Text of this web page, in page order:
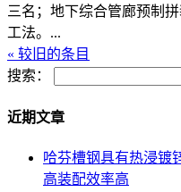
三名；地下综合管廊预制
工法。...
« 较旧的条目
搜索：
近期文章
哈芬槽钢具有热浸镀
高装配效率高